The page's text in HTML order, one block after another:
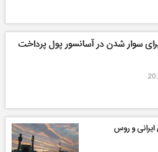
سوار شدن در آسانسور پول پرداخت
و روس